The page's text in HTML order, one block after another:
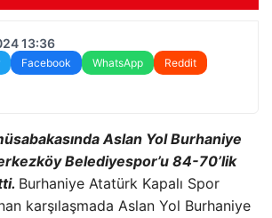
13:36
Facebook WhatsApp
Reddit
Aslan Yol Burhaniye
Belediyespor’u 84-70’lik
Burhaniye Atatürk Kapalı Spor
karşılaşmada Aslan Yol Burhaniye